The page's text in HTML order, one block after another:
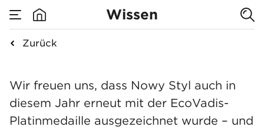
Wissen
Zurück
EcoVadis 2025
Wir freuen uns, dass Nowy Styl auch in
diesem Jahr erneut mit der EcoVadis-
Platinmedaille ausgezeichnet wurde – und